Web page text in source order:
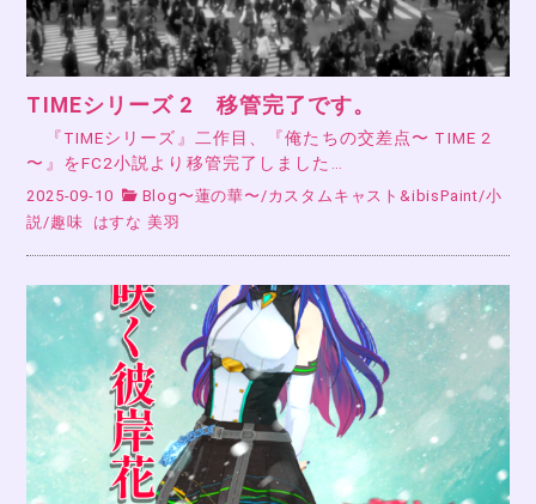
TIMEシリーズ 2 移管完了です。
『TIMEシリーズ』二作目、『俺たちの交差点〜 TIME 2
〜』をFC2小説より移管完了しました…
2025-09-10 Blog〜蓮の華〜/カスタムキャスト&ibisPaint/小
説/趣味 はすな 美羽